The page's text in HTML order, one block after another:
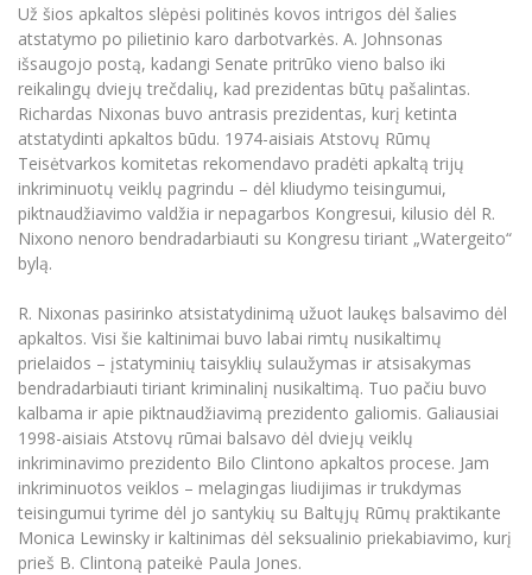
Už šios apkaltos slėpėsi politinės kovos intrigos dėl šalies
atstatymo po pilietinio karo darbotvarkės. A. Johnsonas
išsaugojo postą, kadangi Senate pritrūko vieno balso iki
reikalingų dviejų trečdalių, kad prezidentas būtų pašalintas.
Richardas Nixonas buvo antrasis prezidentas, kurį ketinta
atstatydinti apkaltos būdu. 1974-aisiais Atstovų Rūmų
Teisėtvarkos komitetas rekomendavo pradėti apkaltą trijų
inkriminuotų veiklų pagrindu – dėl kliudymo teisingumui,
piktnaudžiavimo valdžia ir nepagarbos Kongresui, kilusio dėl R.
Nixono nenoro bendradarbiauti su Kongresu tiriant „Watergeito“
bylą.
R. Nixonas pasirinko atsistatydinimą užuot laukęs balsavimo dėl
apkaltos. Visi šie kaltinimai buvo labai rimtų nusikaltimų
prielaidos – įstatyminių taisyklių sulaužymas ir atsisakymas
bendradarbiauti tiriant kriminalinį nusikaltimą. Tuo pačiu buvo
kalbama ir apie piktnaudžiavimą prezidento galiomis. Galiausiai
1998-aisiais Atstovų rūmai balsavo dėl dviejų veiklų
inkriminavimo prezidento Bilo Clintono apkaltos procese. Jam
inkriminuotos veiklos – melagingas liudijimas ir trukdymas
teisingumui tyrime dėl jo santykių su Baltųjų Rūmų praktikante
Monica Lewinsky ir kaltinimas dėl seksualinio priekabiavimo, kurį
prieš B. Clintoną pateikė Paula Jones.